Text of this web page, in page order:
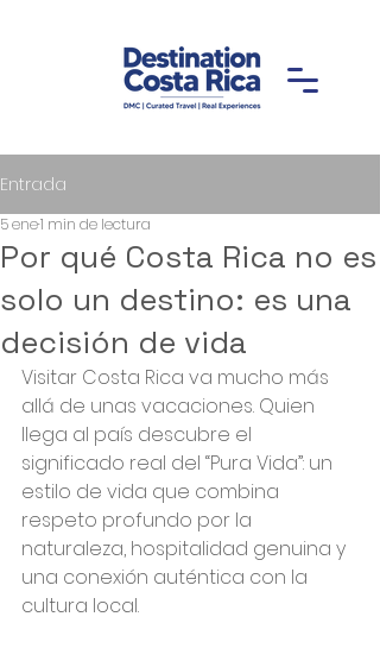
Entrada
Por qué Costa Rica no es
solo un destino: es una
decisión de vida
5 ene1 min de lectura
Visitar Costa Rica va mucho más
allá de unas vacaciones. Quien
llega al país descubre el
significado real del “Pura Vida”: un
estilo de vida que combina
respeto profundo por la
naturaleza, hospitalidad genuina y
una conexión auténtica con la
cultura local.